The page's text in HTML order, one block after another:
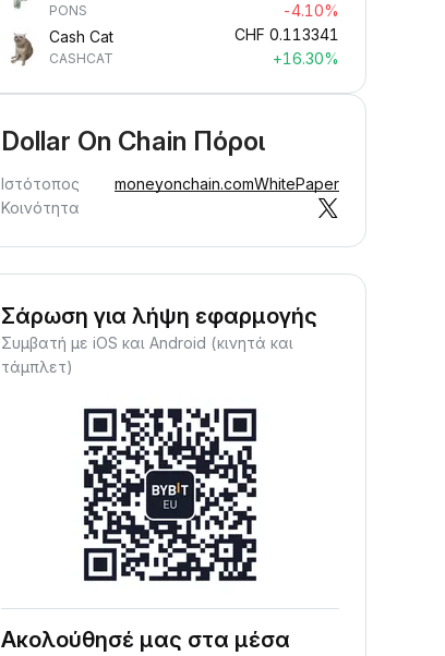
PONS
-4.10%
Cash Cat
CASHCAT
CHF 0.113341
+16.30%
Dollar On Chain Πόροι
Ιστότοπος moneyonchain.comWhitePaper
Κοινότητα
Σάρωση για λήψη εφαρμογής
Συμβατή με iOS και Android (κινητά και
τάμπλετ)
Ακολούθησέ μας στα μέσα